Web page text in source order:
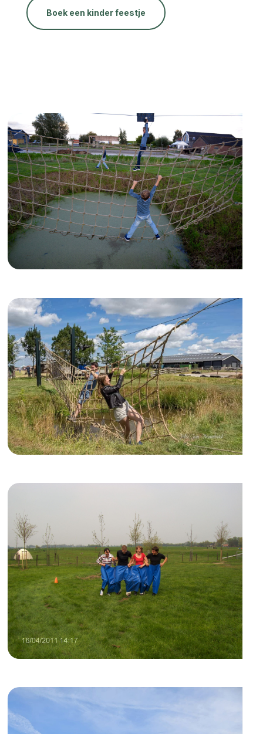
Boek een kinder feestje